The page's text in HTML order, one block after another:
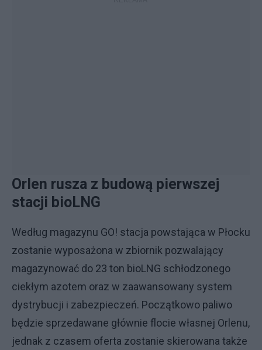
Orlen rusza z budową pierwszej
stacji bioLNG
Według magazynu GO! stacja powstająca w Płocku
zostanie wyposażona w zbiornik pozwalający
magazynować do 23 ton bioLNG schłodzonego
ciekłym azotem oraz w zaawansowany system
dystrybucji i zabezpieczeń. Początkowo paliwo
będzie sprzedawane głównie flocie własnej Orlenu,
jednak z czasem oferta zostanie skierowana także